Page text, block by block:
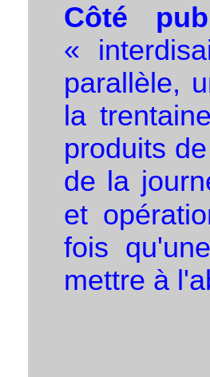
Côté
«
parallèle,
la
produits
de la
et
fois
mettre à